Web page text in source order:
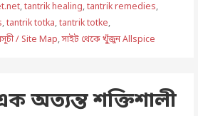
,tantrik healing,tantrik remedies,
,tantrik totka,tantrik totke,
/ Site Map,সাইট থেকে খুঁজুন Allspice
অত্যন্ত শক্তিশালী